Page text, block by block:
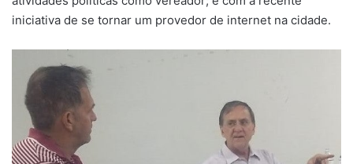
iniciativa de se tornar um provedor de internet na cidade.